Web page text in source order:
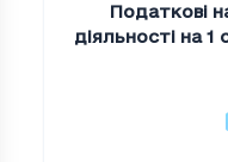
Податкові
дiяльностi на 1